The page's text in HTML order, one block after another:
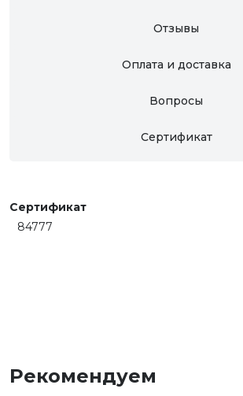
Отзывы
Оплата и доставка
Вопросы
Сертификат
Сертификат
84777
Рекомендуем